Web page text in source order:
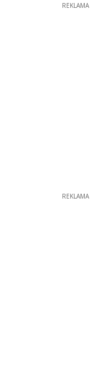
REKLAMA
REKLAMA